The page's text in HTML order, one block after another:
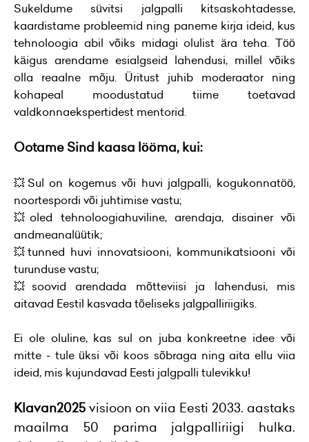
Sukeldume süvitsi jalgpalli kitsaskohtadesse,
kaardistame probleemid ning paneme kirja ideid, kus
tehnoloogia abil võiks midagi olulist ära teha. Töö
käigus arendame esialgseid lahendusi, millel võiks
olla reaalne mõju. Üritust juhib moderaator ning
kohapeal moodustatud tiime toetavad
valdkonnaekspertidest mentorid.
Ootame Sind kaasa lööma, kui:
💥Sul on kogemus või huvi jalgpalli, kogukonnatöö,
noortespordi või juhtimise vastu;
💥oled tehnoloogiahuviline, arendaja, disainer või
andmeanalüütik;
💥tunned huvi innovatsiooni, kommunikatsiooni või
turunduse vastu;
💥soovid arendada mõtteviisi ja lahendusi, mis
aitavad Eestil kasvada tõeliseks jalgpalliriigiks.
Ei ole oluline, kas sul on juba konkreetne idee või
mitte - tule üksi või koos sõbraga ning aita ellu viia
ideid, mis kujundavad Eesti jalgpalli tulevikku!
Klavan2025 visioon on viia Eesti 2033. aastaks
maailma 50 parima jalgpalliriigi hulka.